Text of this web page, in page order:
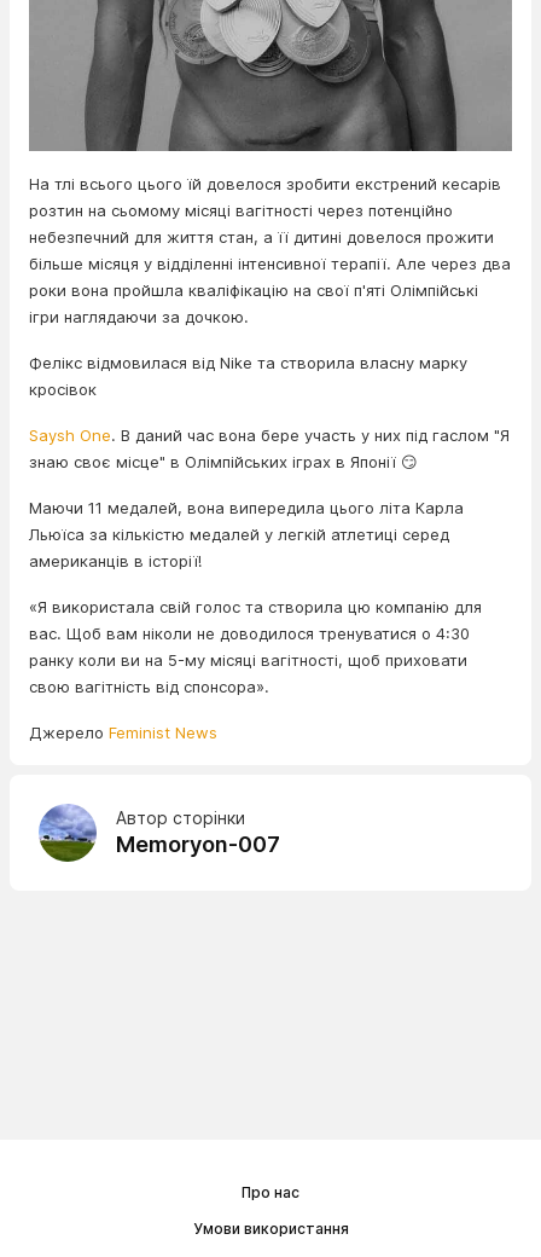
На тлі всього цього їй довелося зробити екстрений кесарів
розтин на сьомому місяці вагітності через потенційно
небезпечний для життя стан, а її дитині довелося прожити
більше місяця у відділенні інтенсивної терапії. Але через два
роки вона пройшла кваліфікацію на свої п'яті Олімпійські
ігри наглядаючи за дочкою.
Фелікс відмовилася від Nike та створила власну марку
кросівок
Saysh One. В даний час вона бере участь у них під гаслом "Я
знаю своє місце" в Олімпійських іграх в Японії 😏
Маючи 11 медалей, вона випередила цього літа Карла
Льюїса за кількістю медалей у легкій атлетиці серед
американців в історії!
«Я використала свій голос та створила цю компанію для
вас. Щоб вам ніколи не доводилося тренуватися о 4:30
ранку коли ви на 5-му місяці вагітності, щоб приховати
свою вагітність від спонсора».
Джерело Feminist News
Автор сторінки
Memoryon-007
Про нас
Умови використання